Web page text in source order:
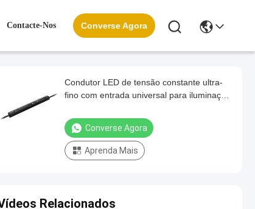
Contacte-Nos Converse Agora
Condutor LED de tensão constante ultra-
fino com entrada universal para iluminação
Converse Agora
Aprenda Mais
Relacionados